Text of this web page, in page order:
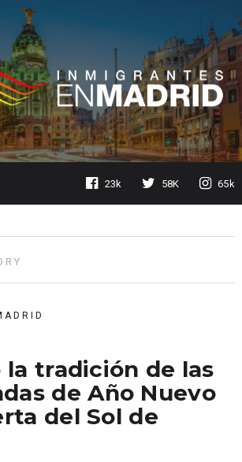
23k 58K 65k
la tradición de las
de Año Nuevo
del Sol de